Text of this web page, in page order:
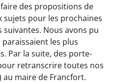
des propositions de
sujets pour les prochaines
Nous avons pu
les plus
Par la suite, des porte-
retranscrire toutes nos
au maire de Francfort.